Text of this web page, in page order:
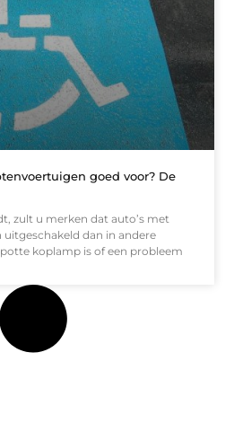
goed voor? De
zult u merken dat auto’s met
dan in andere
koplamp is of een probleem